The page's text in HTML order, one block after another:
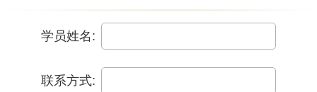
学员姓名:
联系方式: